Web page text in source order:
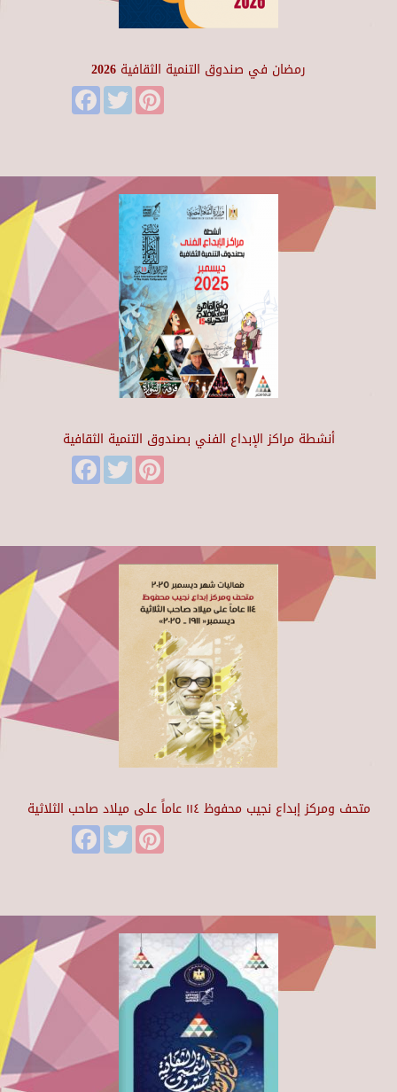
رمضان في صندوق التنمية الثقافية 2026
FacebookTwitter
أنشطة مراكز الإبداع الفني بصندوق التنمية الثقافية
FacebookTwitter
متحف ومركز إبداع نجيب محفوظ ١١٤ عاماً على ميلاد صاحب الثلاثية
FacebookTwitter